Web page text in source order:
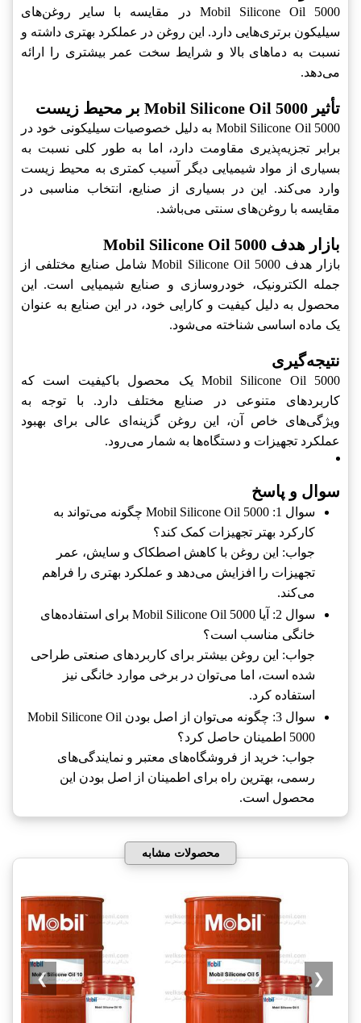
Mobil Silicone Oil 5000 در مقایسه با سایر روغن‌های
سیلیکون برتری‌هایی دارد. این روغن در عملکرد بهتری داشته و
نسبت به دماهای بالا و شرایط سخت عمر بیشتری را ارائه
می‌دهد.
تأثیر Mobil Silicone Oil 5000 بر محیط زیست
Mobil Silicone Oil 5000 به دلیل خصوصیات سیلیکونی خود در
برابر تجزیه‌پذیری مقاومت دارد، اما به طور کلی نسبت به
بسیاری از مواد شیمیایی دیگر آسیب کمتری به محیط زیست
وارد می‌کند. این در بسیاری از صنایع، انتخاب مناسبی در
مقایسه با روغن‌های سنتی می‌باشد.
بازار هدف Mobil Silicone Oil 5000
بازار هدف Mobil Silicone Oil 5000 شامل صنایع مختلفی از
جمله الکترونیک، خودروسازی و صنایع شیمیایی است. این
محصول به دلیل کیفیت و کارایی خود، در این صنایع به عنوان
یک ماده اساسی شناخته می‌شود.
نتیجه‌گیری
Mobil Silicone Oil 5000 یک محصول باکیفیت است که
کاربردهای متنوعی در صنایع مختلف دارد. با توجه به
ویژگی‌های خاص آن، این روغن گزینه‌ای عالی برای بهبود
عملکرد تجهیزات و دستگاه‌ها به شمار می‌رود.
سوال و پاسخ
سوال 1: Mobil Silicone Oil 5000 چگونه می‌تواند به
کارکرد بهتر تجهیزات کمک کند؟
جواب: این روغن با کاهش اصطکاک و سایش، عمر
تجهیزات را افزایش می‌دهد و عملکرد بهتری را فراهم
می‌کند.
سوال 2: آیا Mobil Silicone Oil 5000 برای استفاده‌های
خانگی مناسب است؟
جواب: این روغن بیشتر برای کاربردهای صنعتی طراحی
شده است، اما می‌توان در برخی موارد خانگی نیز
استفاده کرد.
سوال 3: چگونه می‌توان از اصل بودن Mobil Silicone Oil
5000 اطمینان حاصل کرد؟
جواب: خرید از فروشگاه‌های معتبر و نمایندگی‌های
رسمی، بهترین راه برای اطمینان از اصل بودن این
محصول است.
محصولات مشابه
❮
❯